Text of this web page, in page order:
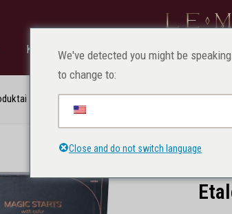
KŪNUI VAIKAMS
Profesionalams Pigmentai
We've detected you might be
to change to:
Close and do not switch language